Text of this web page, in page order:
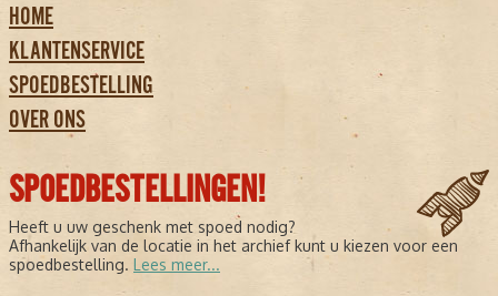
HOME
KLANTENSERVICE
SPOEDBESTELLING
OVER ONS
SPOEDBESTELLINGEN!
Heeft u uw geschenk met spoed nodig?
Afhankelijk van de locatie in het archief kunt u kiezen voor een
spoedbestelling. Lees meer...